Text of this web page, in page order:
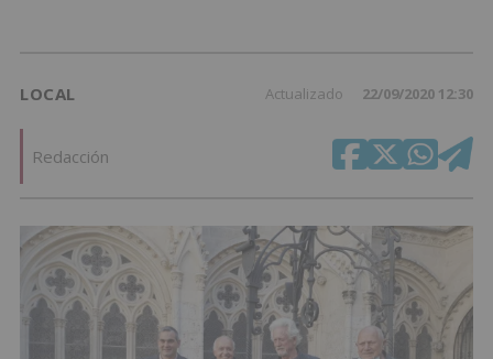
LOCAL Actualizado 22/09/2020 12:30
Redacción